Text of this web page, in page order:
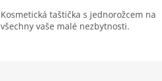
Kosmetická taštička s jednorožcem na
všechny vaše malé nezbytnosti.